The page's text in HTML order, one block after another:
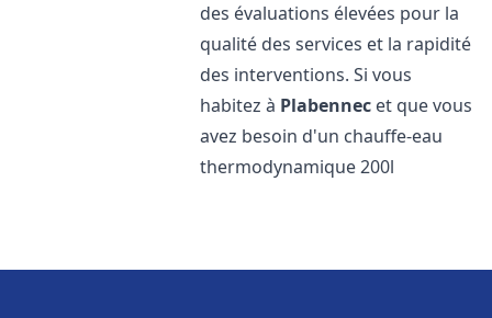
des évaluations élevées pour la
qualité des services et la rapidité
des interventions. Si vous
habitez à Plabennec et que vous
avez besoin d'un chauffe-eau
thermodynamique 200l